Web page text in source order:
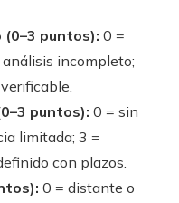
puntos): 0 =
incompleto;
puntos): 0 = sin
limitada; 3 =
con plazos.
0 = distante o